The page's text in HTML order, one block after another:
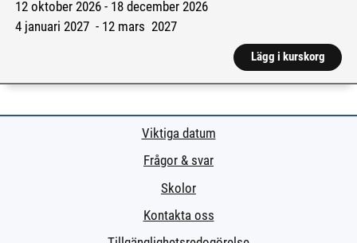
12 oktober 2026 - 18 december 2026
4 januari 2027 - 12 mars 2027
Lägg i kurskorg
Viktiga datum
Frågor & svar
Skolor
Kontakta oss